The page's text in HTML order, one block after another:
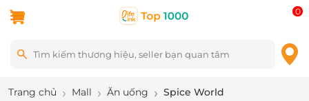
0
Trang chủ Mall Ăn uống Spice World